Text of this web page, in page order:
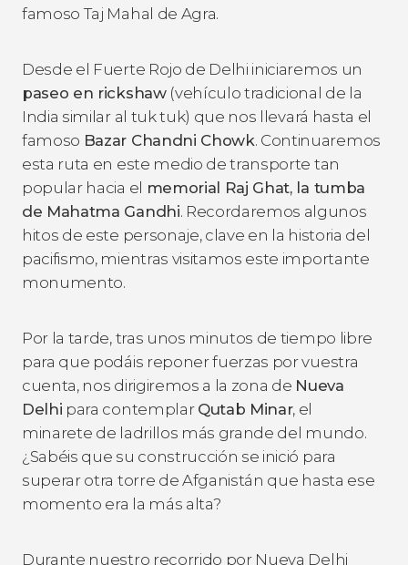
famoso Taj Mahal de Agra.
Desde el Fuerte Rojo de Delhi iniciaremos un
paseo en rickshaw(vehículo tradicional de la
India similar al tuk tuk) que nos llevará hasta el
famoso Bazar Chandni Chowk. Continuaremos
esta ruta en este medio de transporte tan
popular hacia el memorial Raj Ghat, la tumba
de Mahatma Gandhi. Recordaremos algunos
hitos de este personaje, clave en la historia del
pacifismo, mientras visitamos este importante
monumento.
Por la tarde, tras unos minutos de tiempo libre
para que podáis reponer fuerzas por vuestra
cuenta, nos dirigiremos a la zona de Nueva
Delhi para contemplar Qutab Minar, el
minarete de ladrillos más grande del mundo.
¿Sabéis que su construcción se inició para
superar otra torre de Afganistán que hasta ese
momento era la más alta?
Durante nuestro recorrido por Nueva Delhi